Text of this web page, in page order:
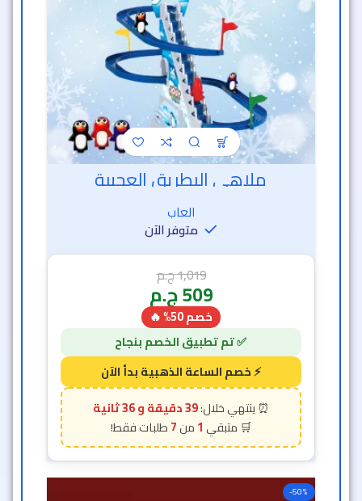
ملاهي البطريق العجيبة
العاب
متوفر الآن
1,019ج.م
509ج.م
خصم 50% 🔥
39 دقيقة و 34 ثانية
1
7
-50%